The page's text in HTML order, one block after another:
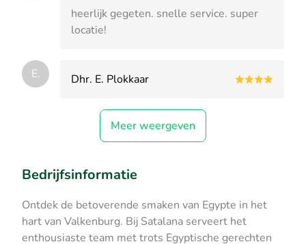
heerlijk gegeten. snelle service. super
locatie!
E. Dhr. E. Plokkaar
Meer weergeven
Bedrijfsinformatie
Ontdek de betoverende smaken van Egypte in het
hart van Valkenburg. Bij Satalana serveert het
enthousiaste team met trots Egyptische gerechten